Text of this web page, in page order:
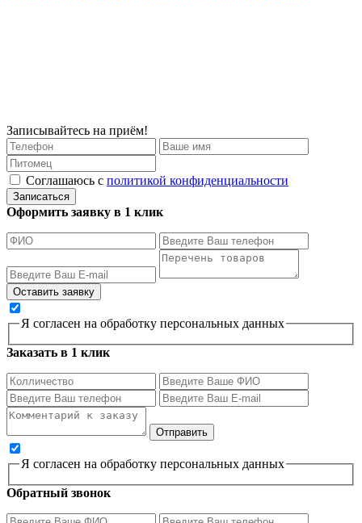
Записывайтесь на приём!
Соглашаюсь с политикой конфиденциальности
Записаться
Оформить заявку в 1 клик
Я согласен на обработку персональных данных
Заказать в 1 клик
Я согласен на обработку персональных данных
Обратный звонок